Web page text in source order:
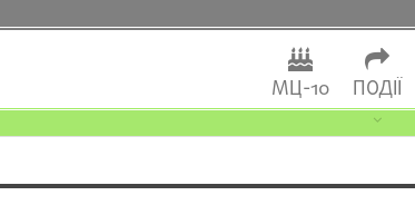
МЦ-10 ПОДІЇ